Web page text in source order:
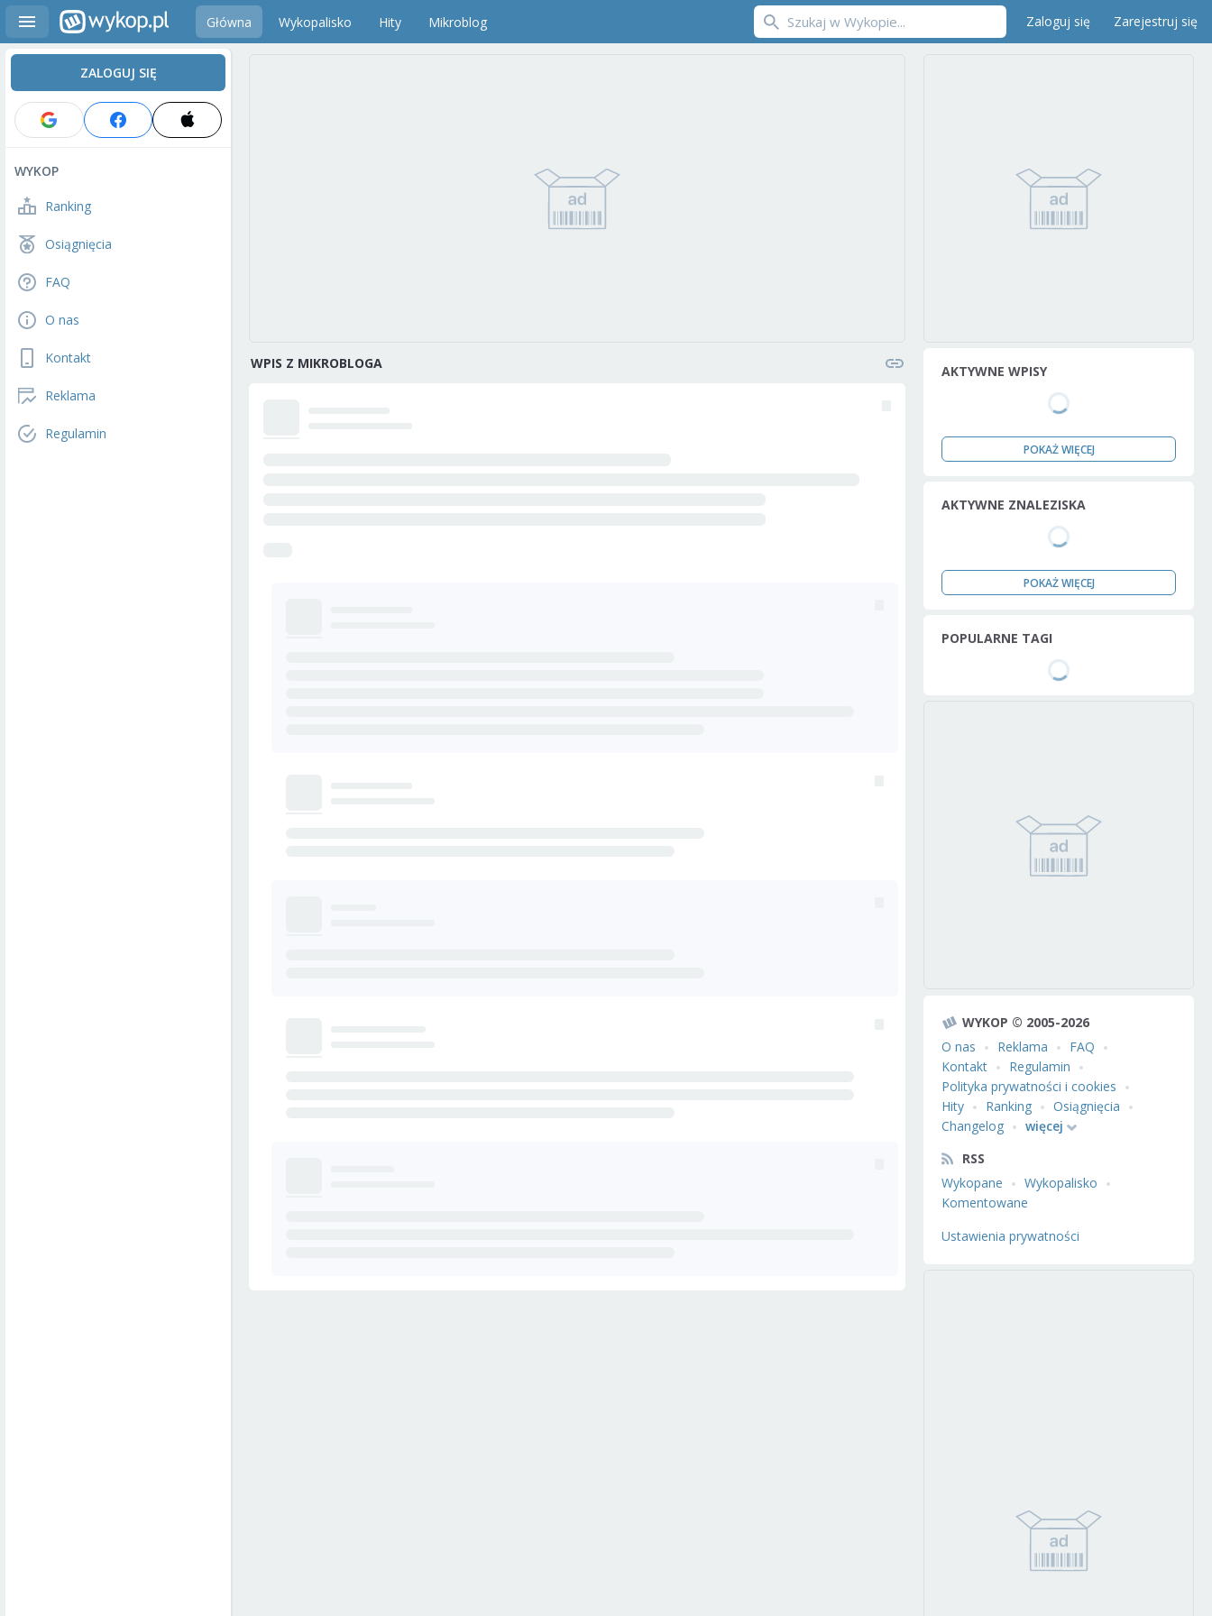
Główna Wykopalisko Hity Mikroblog Zaloguj się Zarejestruj się
ZALOGUJ SIĘ
WYKOP
Ranking
Osiągnięcia
FAQ
O nas
Kontakt
Reklama
Regulamin
WPIS Z MIKROBLOGA AKTYWNE WPISY
POKAŻ WIĘCEJ
AKTYWNE ZNALEZISKA
POKAŻ WIĘCEJ
POPULARNE TAGI
WYKOP © 2005-2026
O nas
Reklama
FAQ
Kontakt
Regulamin
Polityka prywatności i cookies
Hity
Ranking
Osiągnięcia
Changelog
więcej
RSS
Wykopane
Wykopalisko
Komentowane
Ustawienia prywatności